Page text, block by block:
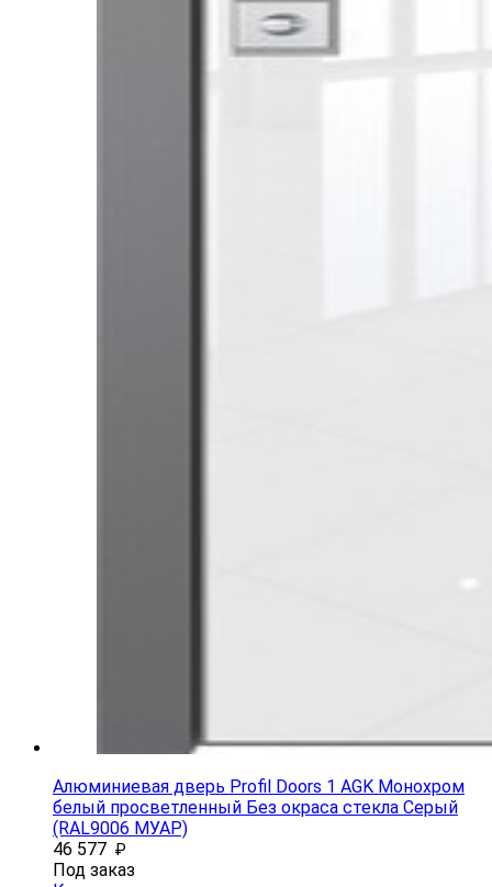
Алюминиевая дверь Profil Doors 1 AGK Монохром
белый просветленный Без окраса стекла Серый
(RAL9006 МУАР)
46 577 ₽
Под заказ